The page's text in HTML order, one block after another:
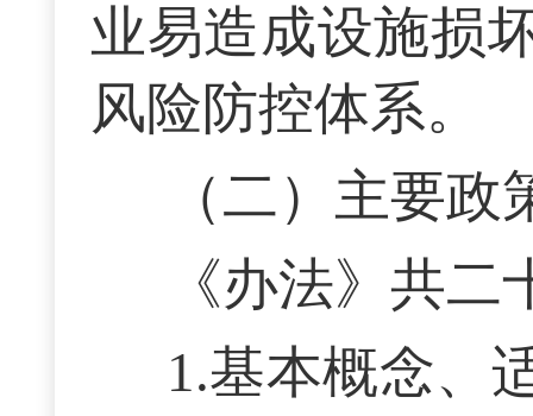
业易造成设施损
风险防控体系。
（二）主要政
《办法》共
1.基本概念、